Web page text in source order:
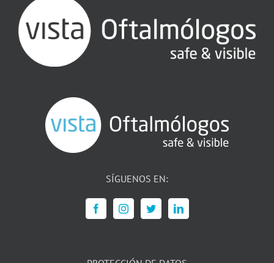
SÍGUENOS EN: